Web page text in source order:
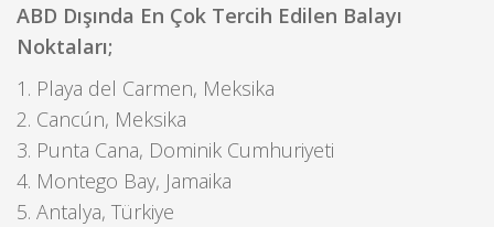
ABD Dışında En Çok Tercih Edilen Balayı
Noktaları;
1. Playa del Carmen, Meksika
2. Cancún, Meksika
3. Punta Cana, Dominik Cumhuriyeti
4. Montego Bay, Jamaika
5. Antalya, Türkiye